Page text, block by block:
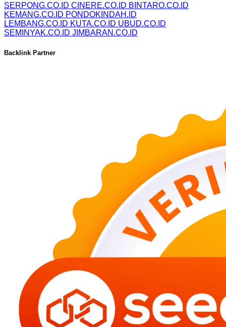
SERPONG.CO.ID CINERE.CO.ID BINTARO.CO.ID
KEMANG.CO.ID PONDOKINDAH.ID
LEMBANG.CO.ID KUTA.CO.ID UBUD.CO.ID
SEMINYAK.CO.ID JIMBARAN.CO.ID
Backlink Partner